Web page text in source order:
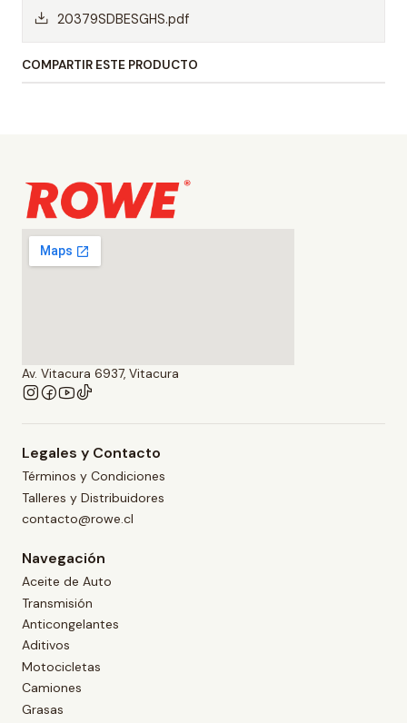
20379SDBESGHS.pdf
COMPARTIR ESTE PRODUCTO
Av. Vitacura 6937, Vitacura
Legales y Contacto
Términos y Condiciones
Talleres y Distribuidores
contacto@rowe.cl
Navegación
Aceite de Auto
Transmisión
Anticongelantes
Aditivos
Motocicletas
Camiones
Grasas